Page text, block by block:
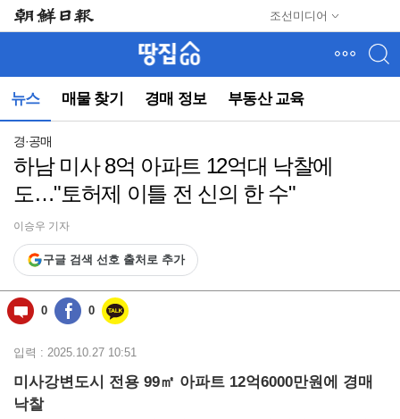
조선미디어
뉴스 매물 찾기 경매 정보 부동산 교육
뉴
(컨
동)
경·공매
하남 미사 8억 아파트 12억대 낙찰에
도…"토허제 이틀 전 신의 한 수"
이승우 기자
구글 검색 선호 출처로 추가
0 0
입력 : 2025.10.27 10:51
미사강변도시 전용 99㎡ 아파트 12억6000만원에 경매
낙찰